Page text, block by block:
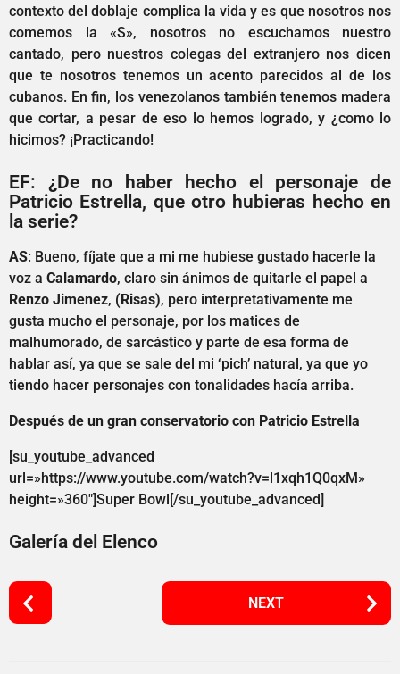
contexto del doblaje complica la vida y es que nosotros nos
comemos la «S», nosotros no escuchamos nuestro
cantado, pero nuestros colegas del extranjero nos dicen
que te nosotros tenemos un acento parecidos al de los
cubanos. En fin, los venezolanos también tenemos madera
que cortar, a pesar de eso lo hemos logrado, y ¿como lo
hicimos? ¡Practicando!
EF: ¿De no haber hecho el personaje de
Patricio Estrella, que otro hubieras hecho en
la serie?
AS: Bueno, fíjate que a mi me hubiese gustado hacerle la
voz a Calamardo, claro sin ánimos de quitarle el papel a
Renzo Jimenez, (Risas), pero interpretativamente me
gusta mucho el personaje, por los matices de
malhumorado, de sarcástico y parte de esa forma de
hablar así, ya que se sale del mi ‘pich’ natural, ya que yo
tiendo hacer personajes con tonalidades hacía arriba.
Después de un gran conservatorio con Patricio Estrella
[su_youtube_advanced
url=»https://www.youtube.com/watch?v=l1xqh1Q0qxM»
height=»360″]Super Bowl[/su_youtube_advanced]
Galería del Elenco
P
o
NEXT